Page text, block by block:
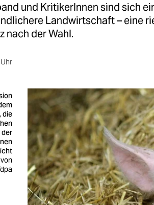
und KritikerInnen sind sich
Landwirtschaft – eine
nach der Wahl.
die
der